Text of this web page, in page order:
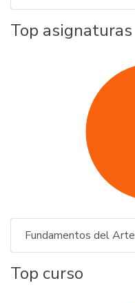
Top asignaturas
Fundamentos del Arte
Top curso